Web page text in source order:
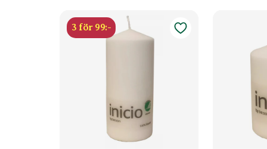
Höjd 80 cm
3 för 99:-